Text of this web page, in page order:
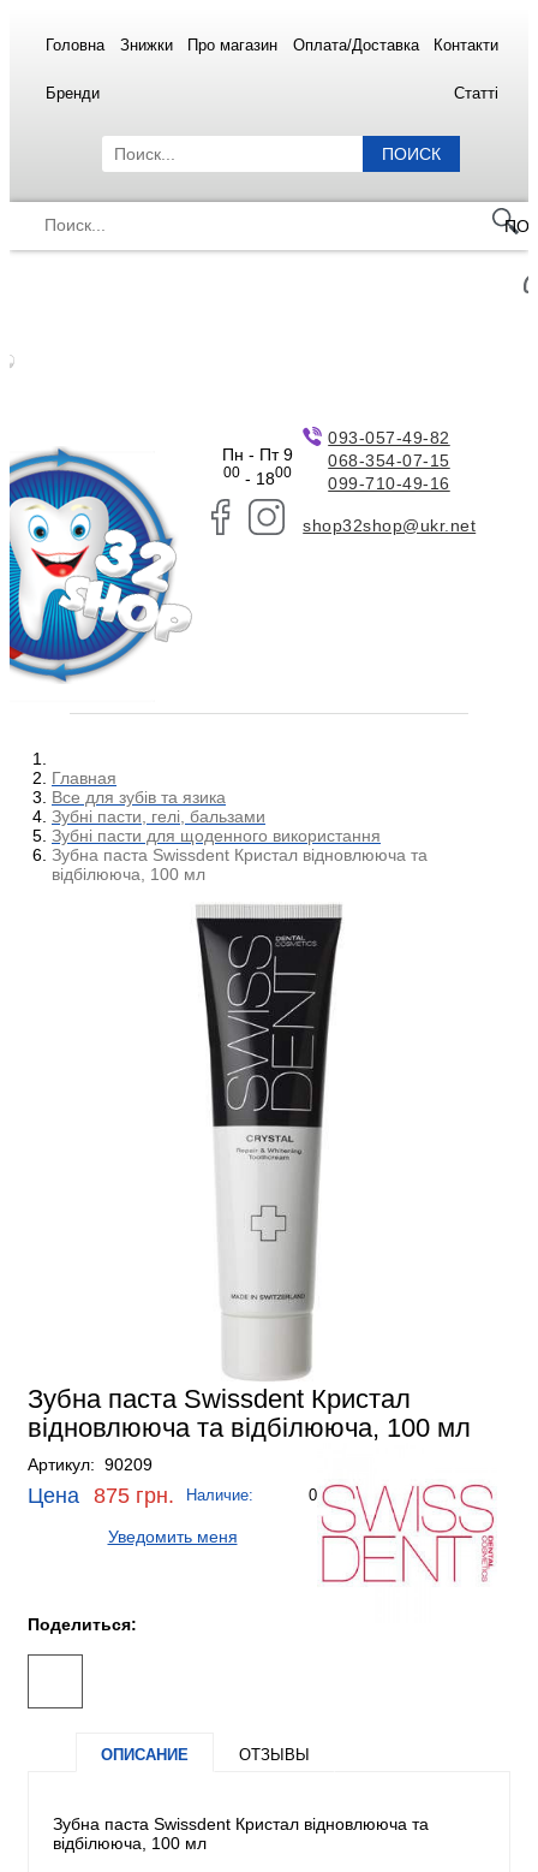
Головна Знижки Про магазин Оплата/Доставка Контакти
Бренди Статті
ПОИСК
Пн - Пт 9
00- 1800
093-057-49-82
068-354-07-15
099-710-49-16
shop32shop@ukr.net
Главная
Все для зубів та язика
Зубні пасти, гелі, бальзами
Зубні пасти для щоденного використання
Зубна паста Swissdent Кристал відновлююча та
відбілююча, 100 мл
Зубна паста Swissdent Кристал
відновлююча та відбілююча, 100 мл
Артикул: 90209
Цена 875 грн. Наличие: 0
Уведомить меня
Поделиться:
ОПИСАНИЕ ОТЗЫВЫ
Зубна паста Swissdent Кристал відновлююча та
відбілююча, 100 мл